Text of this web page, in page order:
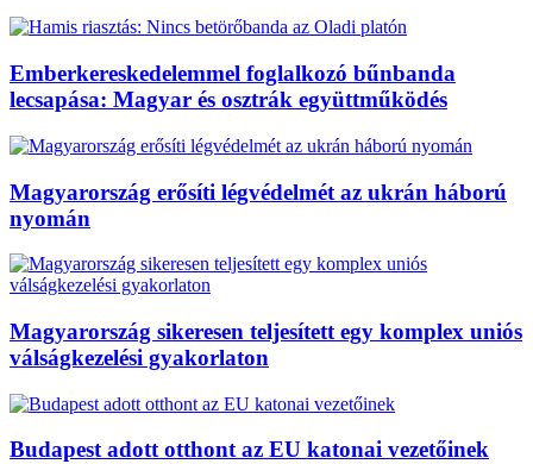
Emberkereskedelemmel foglalkozó bűnbanda
lecsapása: Magyar és osztrák együttműködés
Magyarország erősíti légvédelmét az ukrán háború
nyomán
Magyarország sikeresen teljesített egy komplex uniós
válságkezelési gyakorlaton
Budapest adott otthont az EU katonai vezetőinek